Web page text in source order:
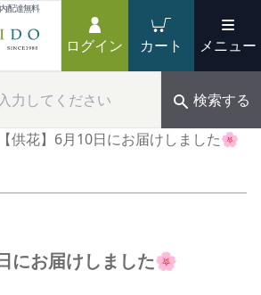
配達無料
ログイン カート メニュー
検索する
【供花】6月10日にお届けしました🌸
にお届けしました🌸